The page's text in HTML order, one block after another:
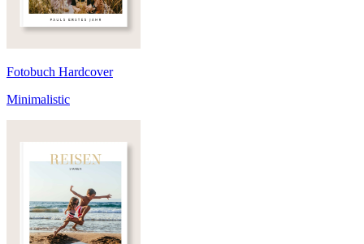
Fotobuch Hardcover
Minimalistic